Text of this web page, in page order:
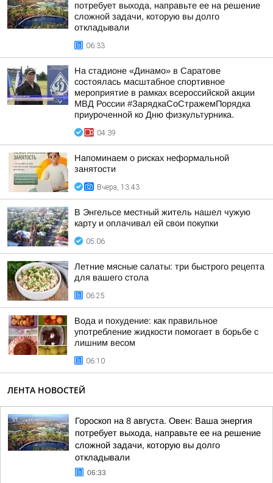
потребует выхода, направьте ее на решение
сложной задачи, которую вы долго
откладывали
06:33
На стадионе «Динамо» в Саратове
состоялась масштабное спортивное
мероприятие в рамках всероссийской акции
МВД России #ЗарядкаСоСтражемПорядка
приуроченной ко Дню физкультурника.
04:39
Напоминаем о рисках неформальной
занятости
Вчера, 13:43
В Энгельсе местный житель нашел чужую
карту и оплачивал ей свои покупки
05:06
Летние мясные салаты: три быстрого рецепта
для вашего стола
06:25
Вода и похудение: как правильное
употребление жидкости помогает в борьбе с
лишним весом
06:10
ЛЕНТА НОВОСТЕЙ
Гороскоп на 8 августа. Овен: Ваша энергия
потребует выхода, направьте ее на решение
сложной задачи, которую вы долго
откладывали
06:33